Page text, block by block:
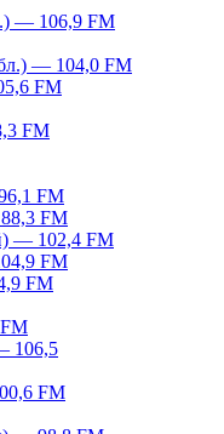
— 106,9 FM
— 104,0 FM
FM
FM
FM
FM
— 102,4 FM
FM
FM
106,5
FM